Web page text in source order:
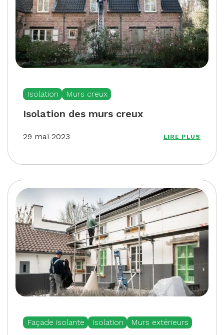
Isolation Murs creux
Isolation des murs creux
29 mai 2023 LIRE PLUS
Façade isolante Isolation Murs extérieurs